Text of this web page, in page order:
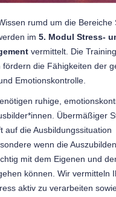
rumd um die Bereiche
im 5. Modul Stress-
vermittelt. Die
fördern die Fähigkeiten der
Emotionskontrolle.
ruhige,
Übermäßiger
auf die Ausbildungssituation
wenn die
mit dem Eigenen und
können. Wir vermitteln
aktiv zu verarbeiten